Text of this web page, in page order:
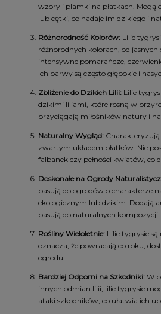
wzory i plamki na płatkach.
lub cętki, co nadaje im dzikiego i
Różnorodność Kolorów: Lilie
różnorodnych kolorach, od jasnych
intensywne pomarańcze,
Ich barwy są często głębokie i
Zbliżenie do Dzikich Lilii: Lilie
dzikimi liliami, które rosną w
przyciągają miłośników natury i
Naturalny Wygląd:
zwartym układem płatków. Nie
falbanek czy pełności kwiatów, co
Doskonałe na Ogrody
pasują do ogrodów o charakterze
ekologicznym lub dzikim. Dodają
pasują do naturalnych kompozycji.
Rośliny Wieloletnie: Lilie tygrysie
oznacza, że powracają co roku,
ogrodu.
Bardziej Odporni na Szkodniki: W
innych odmian lilii, lilie tygrysie
ataki szkodników, co ułatwia ich